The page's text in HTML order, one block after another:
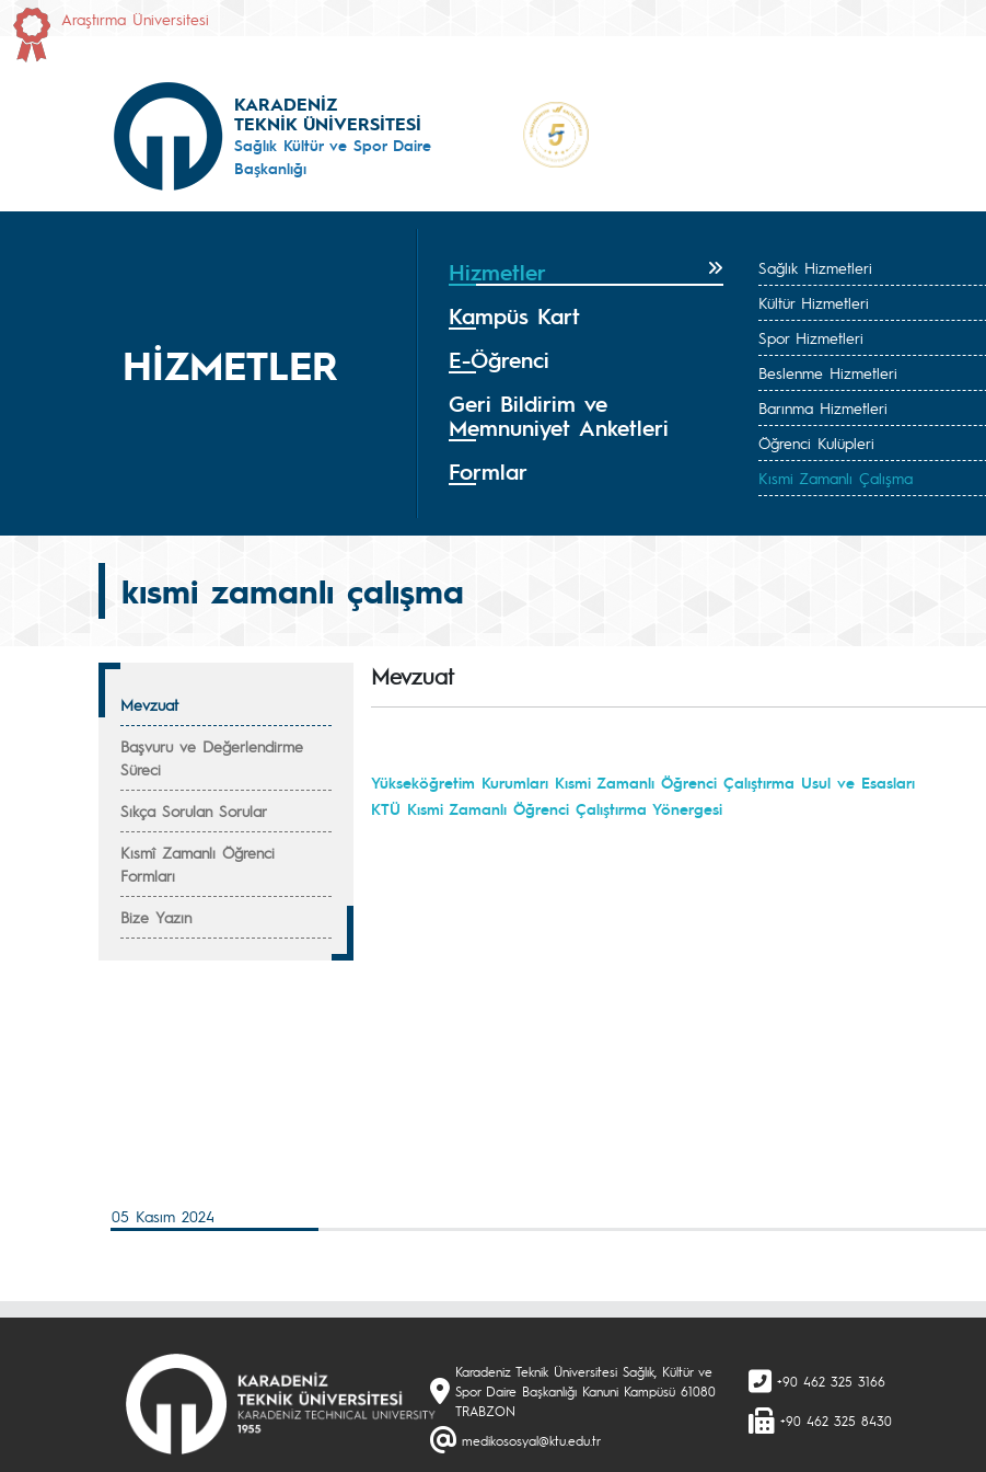
Araştırma Üniversitesi
KARADENİZ
TEKNİK ÜNİVERSİTESİ
Sağlık Kültür ve Spor Daire
Başkanlığı
HİZMETLER
Hizmetler
Kampüs Kart
E-Öğrenci
Geri Bildirim ve
Memnuniyet Anketleri
Formlar
Sağlık Hizmetleri
Kültür Hizmetleri
Spor Hizmetleri
Beslenme Hizmetleri
Barınma Hizmetleri
Öğrenci Kulüpleri
Kısmi Zamanlı Çalışma
kısmi zamanlı çalışma
Mevzuat
Başvuru ve Değerlendirme
Süreci
Sıkça Sorulan Sorular
Kısmî Zamanlı Öğrenci
Formları
Bize Yazın
Mevzuat
Yükseköğretim Kurumları Kısmi Zamanlı Öğrenci Çalıştırma Usul ve Esasları
KTÜ Kısmi Zamanlı Öğrenci Çalıştırma Yönergesi
05 Kasım 2024
Karadeniz Teknik Üniversitesi Sağlık, Kültür ve
Spor Daire Başkanlığı Kanuni Kampüsü 61080
TRABZON
medikososyal@ktu.edu.tr
+90 462 325 3166
+90 462 325 8430